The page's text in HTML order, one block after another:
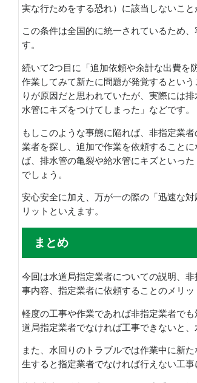
実な行ためをする恐れ）に該当しないこと
この条件は全国的に統一されているため
す。
続いて2つ目に「追加依頼や余計な出費を
作業してみて新たに問題が発覚するとい
りが原因だと思われていたが、実際には
水管にキズをつけてしまった」などです。
もしこのような事態に陥れば、非指定業
業者を探し、追加で作業を依頼すること
ば、排水管の亀裂や給水管にキズといっ
でしょう。
安心安全に加え、万が一の際の「迅速な
リットといえます。
まとめ
今回は水道局指定業者についての説明、
事内容、指定業者に依頼することのメリッ
軽度の工事や作業であれば非指定業者で
道局指定業者でなければ工事できないと、
また、水回りのトラブルでは作業中に新
生すると指定業者でなければ行えない工事